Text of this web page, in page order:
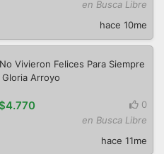
en Busca Libre
hace 10me
Vivieron Felices Para Siempre
Gloria Arroyo
0
en Busca Libre
hace 11me